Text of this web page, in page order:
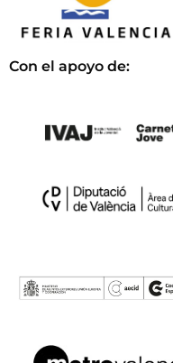
Con el apoyo de: